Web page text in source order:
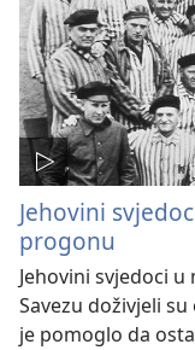
Jehovini
progonu
Jehovini svjedoci
Savezu doživjeli
je pomoglo da